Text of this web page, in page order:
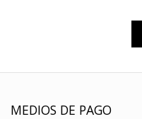
MEDIOS DE PAGO